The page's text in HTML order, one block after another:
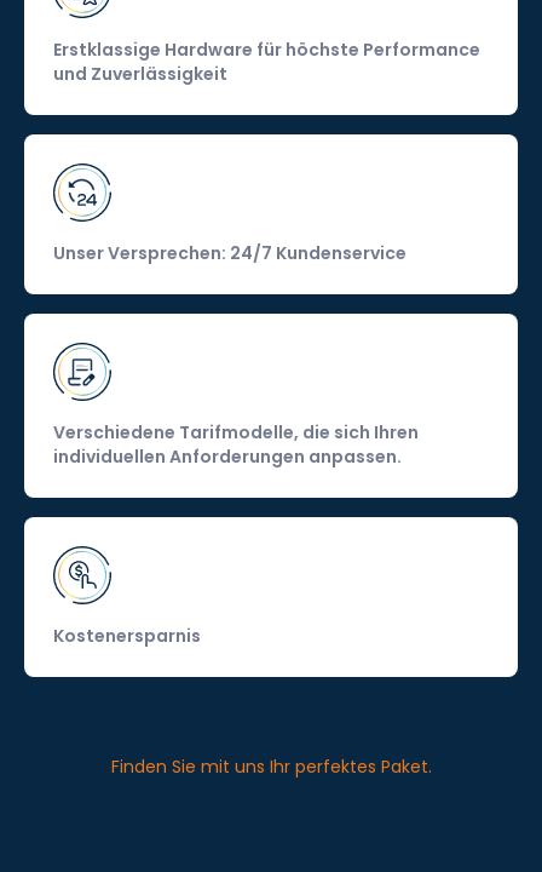
Erstklassige Hardware für höchste Performance
und Zuverlässigkeit
Unser Versprechen: 24/7 Kundenservice
Verschiedene Tarifmodelle, die sich Ihren
individuellen Anforderungen anpassen.
Kostenersparnis
Finden Sie mit uns Ihr perfektes Paket.